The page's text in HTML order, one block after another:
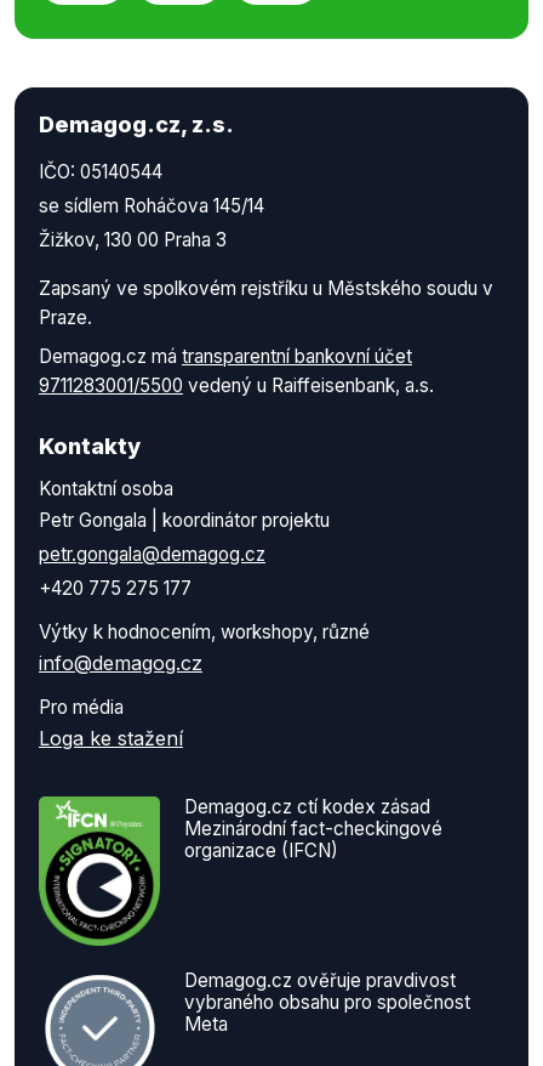
Demagog.cz, z.s.
IČO: 05140544
se sídlem Roháčova 145/14
Žižkov, 130 00 Praha 3
Zapsaný ve spolkovém rejstříku u Městského soudu v
Praze.
Demagog.cz má transparentní bankovní účet
9711283001/5500 vedený u Raiffeisenbank, a.s.
Kontakty
Kontaktní osoba
Petr Gongala | koordinátor projektu
petr.gongala@demagog.cz
+420 775 275 177
Výtky k hodnocením, workshopy, různé
info@demagog.cz
Pro média
Loga ke stažení
Demagog.cz ctí kodex zásad
Mezinárodní fact-checkingové
organizace (IFCN)
Demagog.cz ověřuje pravdivost
vybraného obsahu pro společnost
Meta